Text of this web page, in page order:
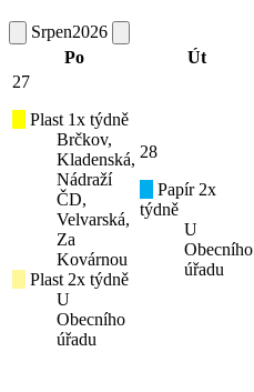
Srpen2026
Po
Út
27
Plast 1x týdně
Brčkov,
Kladenská,
Nádraží
ČD,
Velvarská,
Za
Kovárnou
Plast 2x týdně
U
Obecního
úřadu
28
Papír 2x
týdně
U
Obecního
úřadu